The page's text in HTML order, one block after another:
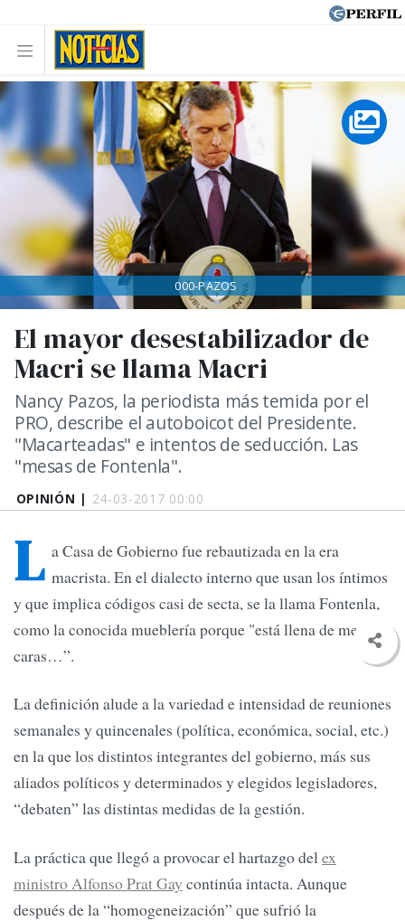
OPINIÓN | 24-03-2017 00:00
El mayor desestabilizador de
Macri se llama Macri
Nancy Pazos, la periodista más temida por el
PRO, describe el autoboicot del Presidente.
"Macarteadas" e intentos de seducción. Las
"mesas de Fontenla".
000-PAZOS
L a Casa de Gobierno fue rebautizada en la era
macrista. En el dialecto interno que usan los íntimos
y que implica códigos casi de secta, se la llama Fontenla,
como la conocida mueblería porque "está llena de mesas
caras…”.
La definición alude a la variedad e intensidad de reuniones
semanales y quincenales (política, económica, social, etc.)
en la que los distintos integrantes del gobierno, más sus
aliados políticos y determinados y elegidos legisladores,
“debaten” las distintas medidas de la gestión.
La práctica que llegó a provocar el hartazgo delex
ministro Alfonso Prat Gay continúa intacta. Aunque
después de la “homogeneización” que sufrió la